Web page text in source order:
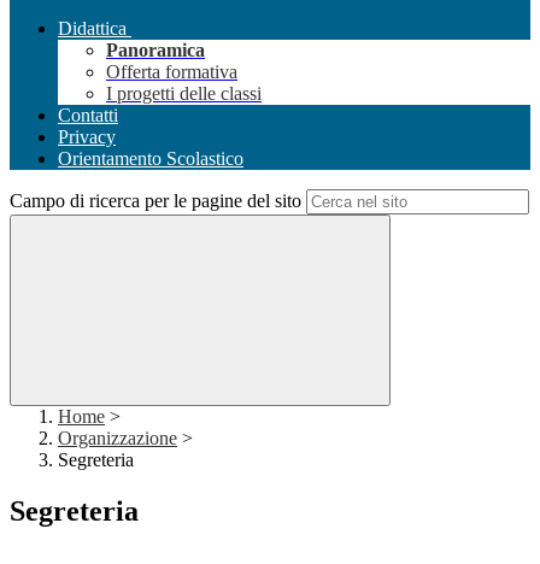
Didattica
Panoramica
Offerta formativa
I progetti delle classi
Contatti
Privacy
Orientamento Scolastico
Campo di ricerca per le pagine del sito
Home >
Organizzazione >
Segreteria
Segreteria